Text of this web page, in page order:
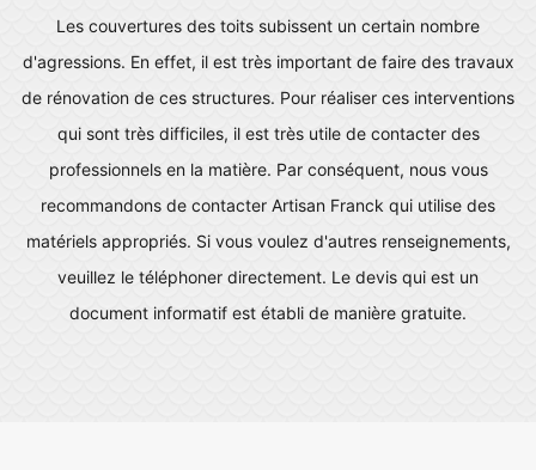
Les couvertures des toits subissent un certain nombre
d'agressions. En effet, il est très important de faire des travaux
de rénovation de ces structures. Pour réaliser ces interventions
qui sont très difficiles, il est très utile de contacter des
professionnels en la matière. Par conséquent, nous vous
recommandons de contacter Artisan Franck qui utilise des
matériels appropriés. Si vous voulez d'autres renseignements,
veuillez le téléphoner directement. Le devis qui est un
document informatif est établi de manière gratuite.